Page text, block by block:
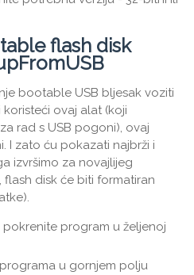
flash disk
bootable USB bljesak voziti
koristeći ovaj alat (koji
rad s USB pogoni), ovaj
I zato ću pokazati najbrži i
izvršimo za novajlijeg
flash disk će biti formatiran
pokrenite program u željenoj
u gornjem polju